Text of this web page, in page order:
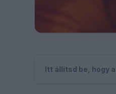
Itt állítsd be, hogy